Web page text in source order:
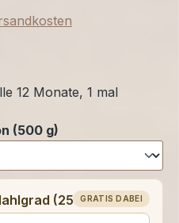
12 Monate, 1 mal
(500 g)
GRATIS DABEI
(250 g)